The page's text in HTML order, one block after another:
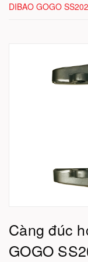
DIBAO GOGO
Càng đúc
GOGO